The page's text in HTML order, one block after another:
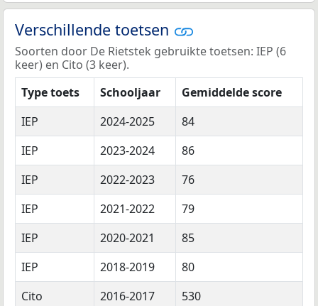
Verschillende toetsen
Soorten door De Rietstek gebruikte toetsen: IEP (6
keer) en Cito (3 keer).
Type toets
Schooljaar
Gemiddelde score
IEP
2024-2025
84
IEP
2023-2024
86
IEP
2022-2023
76
IEP
2021-2022
79
IEP
2020-2021
85
IEP
2018-2019
80
Cito
2016-2017
530